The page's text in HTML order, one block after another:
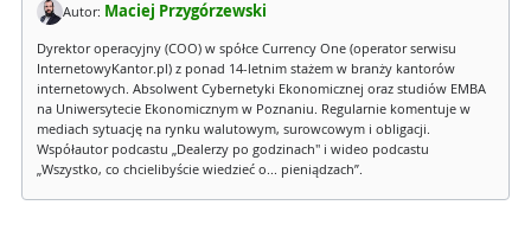
Autor: Maciej Przygórzewski
Dyrektor operacyjny (COO) w spółce Currency One (operator serwisu
InternetowyKantor.pl) z ponad 14-letnim stażem w branży kantorów
internetowych. Absolwent Cybernetyki Ekonomicznej oraz studiów EMBA
na Uniwersytecie Ekonomicznym w Poznaniu. Regularnie komentuje w
mediach sytuację na rynku walutowym, surowcowym i obligacji.
Współautor podcastu „Dealerzy po godzinach" i wideo podcastu
„Wszystko, co chcielibyście wiedzieć o... pieniądzach”.